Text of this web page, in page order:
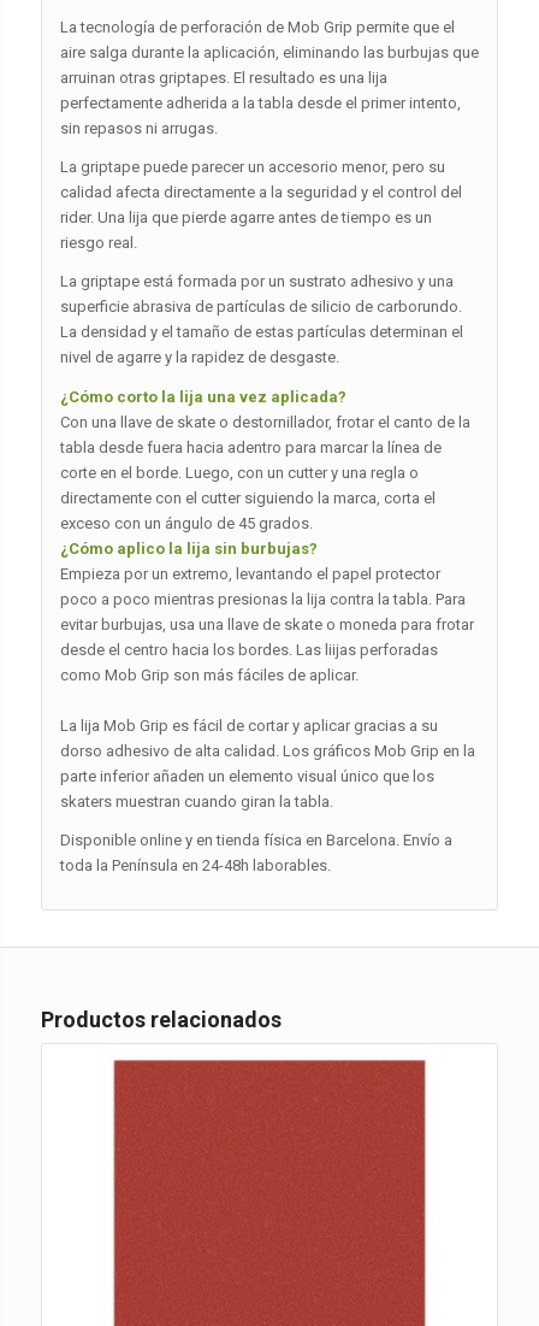
La tecnología de perforación de Mob Grip permite que el
aire salga durante la aplicación, eliminando las burbujas que
arruinan otras griptapes. El resultado es una lija
perfectamente adherida a la tabla desde el primer intento,
sin repasos ni arrugas.
La griptape puede parecer un accesorio menor, pero su
calidad afecta directamente a la seguridad y el control del
rider. Una lija que pierde agarre antes de tiempo es un
riesgo real.
La griptape está formada por un sustrato adhesivo y una
superficie abrasiva de partículas de silicio de carborundo.
La densidad y el tamaño de estas partículas determinan el
nivel de agarre y la rapidez de desgaste.
¿Cómo corto la lija una vez aplicada?
Con una llave de skate o destornillador, frotar el canto de la
tabla desde fuera hacia adentro para marcar la línea de
corte en el borde. Luego, con un cutter y una regla o
directamente con el cutter siguiendo la marca, corta el
exceso con un ángulo de 45 grados.
¿Cómo aplico la lija sin burbujas?
Empieza por un extremo, levantando el papel protector
poco a poco mientras presionas la lija contra la tabla. Para
evitar burbujas, usa una llave de skate o moneda para frotar
desde el centro hacia los bordes. Las liijas perforadas
como Mob Grip son más fáciles de aplicar.
La lija Mob Grip es fácil de cortar y aplicar gracias a su
dorso adhesivo de alta calidad. Los gráficos Mob Grip en la
parte inferior añaden un elemento visual único que los
skaters muestran cuando giran la tabla.
Disponible online y en tienda física en Barcelona. Envío a
toda la Península en 24-48h laborables.
Productos relacionados